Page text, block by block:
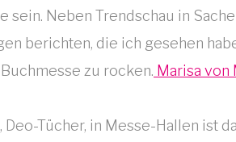
Neben Trendschau in
berichten, die ich gesehen
zu rocken. Marisa von
Tücher, in Messe-Hallen ist